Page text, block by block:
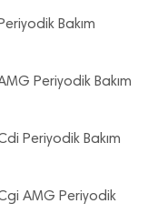
Bakım
Periyodik Bakım
Periyodik Bakım
AMG Periyodik